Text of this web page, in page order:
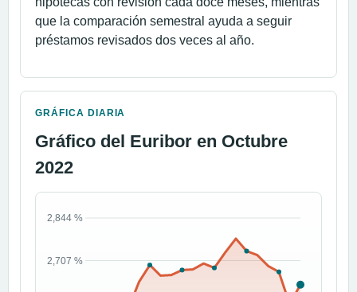
que la comparación semestral ayuda a seguir
préstamos revisados dos veces al año.
GRÁFICA DIARIA
Gráfico del Euribor en Octubre
2022